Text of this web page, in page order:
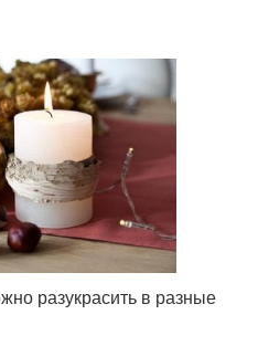
разукрасить в разные